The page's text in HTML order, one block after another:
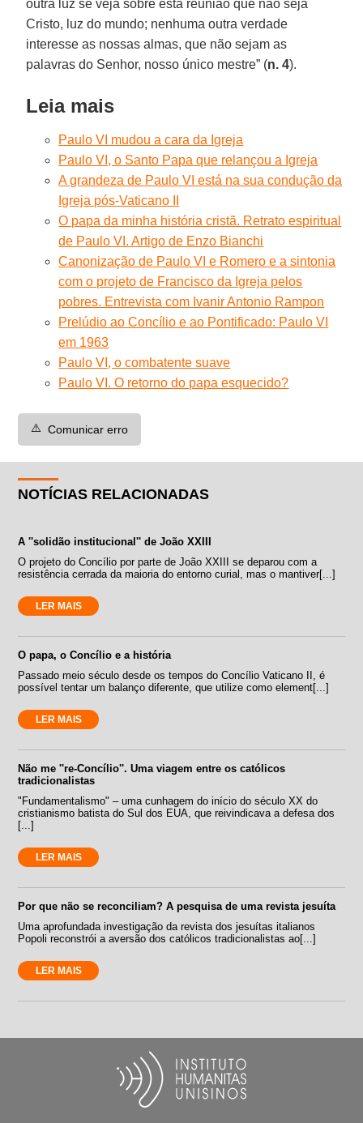
outra luz se veja sobre esta reunião que não seja
Cristo, luz do mundo; nenhuma outra verdade
interesse as nossas almas, que não sejam as
palavras do Senhor, nosso único mestre” (n. 4).
Leia mais
Paulo VI mudou a cara da Igreja
Paulo VI, o Santo Papa que relançou a Igreja
A grandeza de Paulo VI está na sua condução da
Igreja pós-Vaticano II
O papa da minha história cristã. Retrato espiritual
de Paulo VI. Artigo de Enzo Bianchi
Canonização de Paulo VI e Romero e a sintonia
com o projeto de Francisco da Igreja pelos
pobres. Entrevista com Ivanir Antonio Rampon
Prelúdio ao Concílio e ao Pontificado: Paulo VI
em 1963
Paulo VI, o combatente suave
Paulo VI. O retorno do papa esquecido?
⚠️ Comunicar erro
NOTÍCIAS RELACIONADAS
A ''solidão institucional'' de João XXIII
O projeto do Concílio por parte de João XXIII se deparou com a
resistência cerrada da maioria do entorno curial, mas o mantiver[...]
LER MAIS
O papa, o Concílio e a história
Passado meio século desde os tempos do Concílio Vaticano II, é
possível tentar um balanço diferente, que utilize como element[...]
LER MAIS
Não me ''re-Concílio''. Uma viagem entre os católicos
tradicionalistas
"Fundamentalismo" – uma cunhagem do início do século XX do
cristianismo batista do Sul dos EUA, que reivindicava a defesa dos
[...]
LER MAIS
Por que não se reconciliam? A pesquisa de uma revista jesuíta
Uma aprofundada investigação da revista dos jesuítas italianos
Popoli reconstrói a aversão dos católicos tradicionalistas ao[...]
LER MAIS